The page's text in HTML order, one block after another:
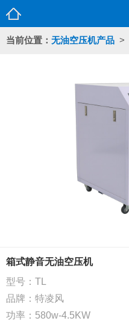
当前位置： 无油空压机产品 >
箱式静音无油空压机
型号：TL
品牌：特凌风
功率：580w-4.5KW